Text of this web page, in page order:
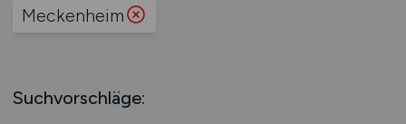
Prozessplanung / Steuerung
Supply Chain Management
Praktikum
Hessen
Nordrhein-Westfalen
Meckenheim
Suchvorschläge: